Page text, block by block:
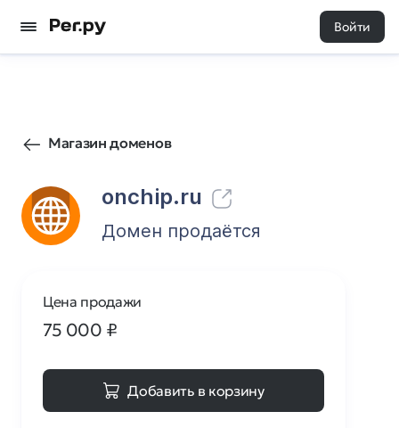
Войти
Магазин доменов
onchip.ru
96 0
Домен продаётся
Цена продажи
75 000 ₽
Добавить в корзину